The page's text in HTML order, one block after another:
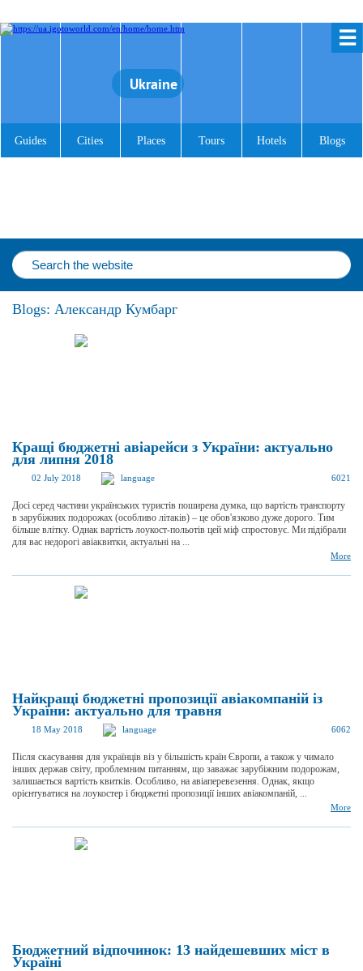
☰
Ukraine
Guides Cities Places Tours Hotels Blogs
Blogs: Александр Кумбарг
Кращі бюджетні авіарейси з України: актуально
для липня 2018
02 July 2018 language 6021
Досі серед частини українських туристів поширена думка, що вартість транспорту
в зарубіжних подорожах (особливо літаків) – це обов'язково дуже дорого. Тим
більше влітку. Однак вартість лоукост-польотів цей міф спростовує. Ми підібрали
для вас недорогі авіаквитки, актуальні на ...
More
Найкращі бюджетні пропозиції авіакомпаній із
України: актуально для травня
18 May 2018 language 6062
Після скасування для українців віз у більшість країн Європи, а також у чимало
інших держав світу, проблемним питанням, що заважає зарубіжним подорожам,
залишається вартість квитків. Особливо, на авіаперевезення. Однак, якщо
орієнтуватися на лоукостер і бюджетні пропозиції інших авіакомпаній, ...
More
Бюджетний відпочинок: 13 найдешевших міст в
Україні